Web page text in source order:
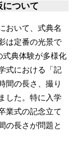
について
おいて、式典名
は定番の光景で
式典体験が多様化
式における「記
間の長さ、撮り
した。特に入学
業式の記念立て
の長さが問題と